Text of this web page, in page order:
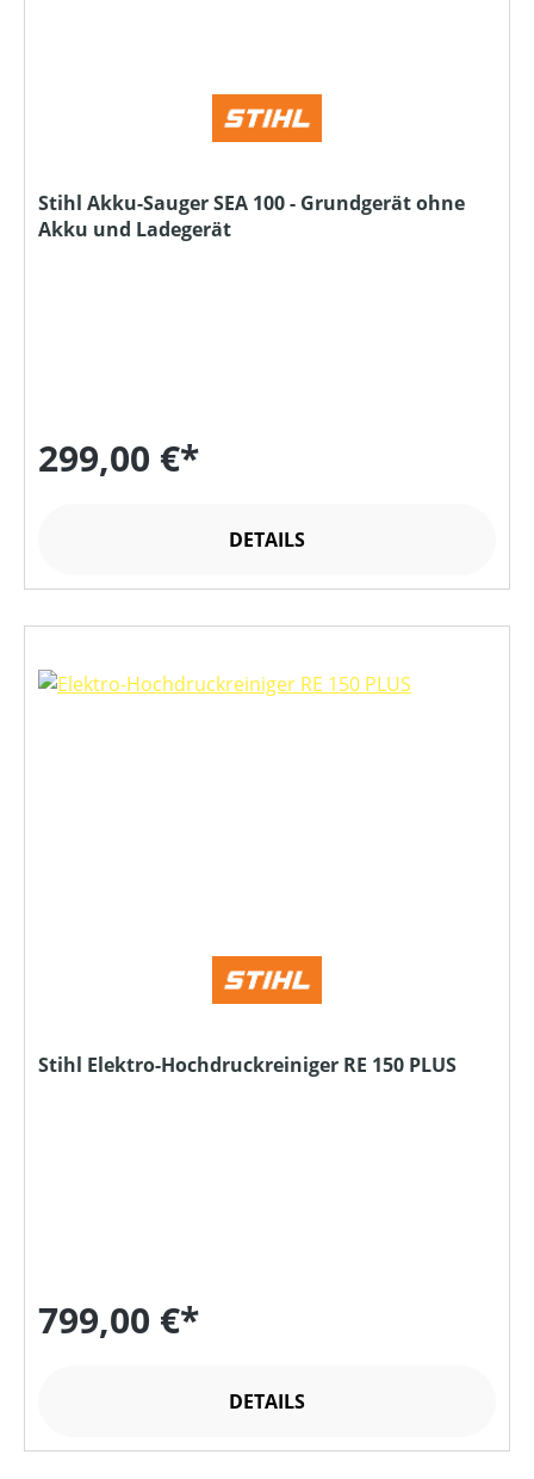
Stihl Akku-Sauger SEA 100 - Grundgerät ohne
Akku und Ladegerät
299,00 €*
DETAILS
Stihl Elektro-Hochdruckreiniger RE 150 PLUS
799,00 €*
DETAILS